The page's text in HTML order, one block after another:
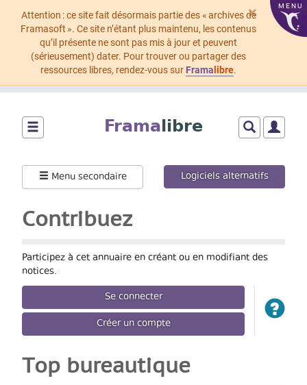
×
Attention : ce site fait désormais partie des « archives de
Framasoft ». Ce site n’étant plus maintenu, les contenus
qu’il présente ne sont pas mis à jour et peuvent
(sérieusement) dater. Pour trouver ou partager des
ressources libres, rendez-vous sur Frama libre.
MENU
contenu
principal
Framalibre
menu
menu
formulaire
Menu secondaire Logiciels alternatifs
Contribuez
Participez à cet annuaire en créant ou en modifiant des
notices.
Se connecter
Créer un compte
Top bureautique